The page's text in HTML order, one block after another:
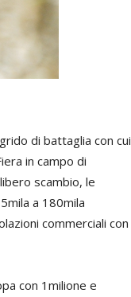
di battaglia con cui
in campo di
scambio, le
a 180mila
commerciali con
con 1milione e